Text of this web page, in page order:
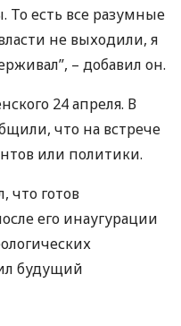
То есть все разумные
не выходили, я
– добавил он.
24 апреля. В
что на встрече
или политики.
что готов
его инаугурации
будущий